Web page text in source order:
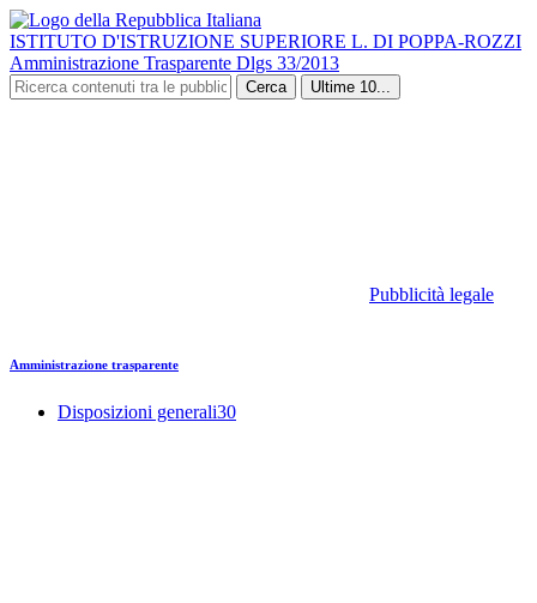
ISTITUTO D'ISTRUZIONE SUPERIORE L. DI POPPA-ROZZI
Amministrazione Trasparente Dlgs 33/2013
Cerca Ultime 10...
Pubblicità legale
Amministrazione trasparente
Disposizioni generali30